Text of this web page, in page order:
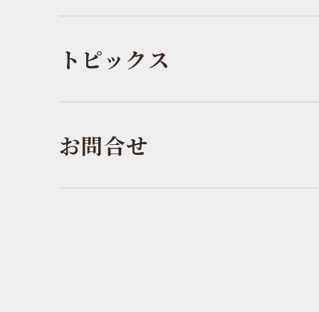
トピックス
お問合せ